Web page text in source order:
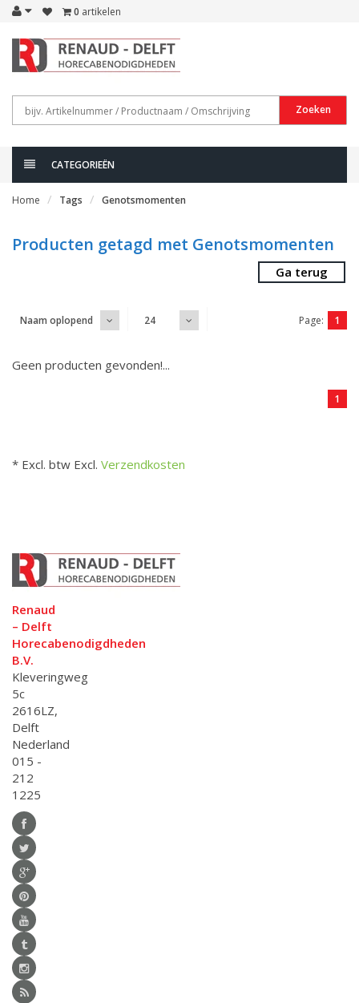
0 artikelen
Zoeken
CATEGORIEËN
Home Tags Genotsmomenten
Producten getagd met Genotsmomenten
Ga terug
Naam oplopend 24 Page: 1
Geen producten gevonden!...
1
* Excl. btw Excl. Verzendkosten
Renaud
– Delft
Horecabenodigdheden
B.V.
Kleveringweg
5c
2616LZ,
Delft
Nederland
015 -
212
1225